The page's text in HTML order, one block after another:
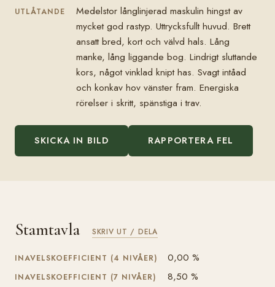
UTLÅTANDE
Medelstor långlinjerad maskulin hingst av
mycket god rastyp. Uttrycksfullt huvud. Brett
ansatt bred, kort och välvd hals. Lång
manke, lång liggande bog. Lindrigt sluttande
kors, något vinklad knipt has. Svagt intåad
och konkav hov vänster fram. Energiska
rörelser i skritt, spänstiga i trav.
SKICKA IN BILD RAPPORTERA FEL
Stamtavla SKRIV UT / DELA
INAVELSKOEFFICIENT (4 NIVÅER) 0,00 %
INAVELSKOEFFICIENT (7 NIVÅER) 8,50 %